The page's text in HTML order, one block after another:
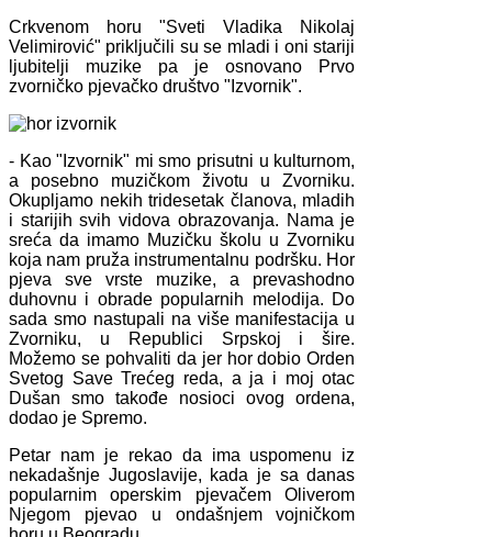
Crkvenom horu "Sveti Vladika Nikolaj
Velimirović" priključili su se mladi i oni stariji
ljubitelji muzike pa je osnovano Prvo
zvorničko pjevačko društvo "Izvornik".
- Kao "Izvornik" mi smo prisutni u kulturnom,
a posebno muzičkom životu u Zvorniku.
Okupljamo nekih tridesetak članova, mladih
i starijih svih vidova obrazovanja. Nama je
sreća da imamo Muzičku školu u Zvorniku
koja nam pruža instrumentalnu podršku. Hor
pjeva sve vrste muzike, a prevashodno
duhovnu i obrade popularnih melodija. Do
sada smo nastupali na više manifestacija u
Zvorniku, u Republici Srpskoj i šire.
Možemo se pohvaliti da jer hor dobio Orden
Svetog Save Trećeg reda, a ja i moj otac
Dušan smo takođe nosioci ovog ordena,
dodao je Spremo.
Petar nam je rekao da ima uspomenu iz
nekadašnje Jugoslavije, kada je sa danas
popularnim operskim pjevačem Oliverom
Njegom pjevao u ondašnjem vojničkom